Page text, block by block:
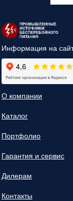
Информация на
О компании
Каталог
Портфолио
Гарантия и сервис
Дилерам
Контакты